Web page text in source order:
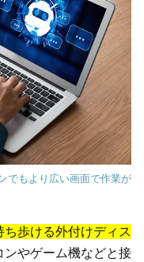
でもより広い画面で作業が
歩ける外付けディス
ンやゲーム機などと接